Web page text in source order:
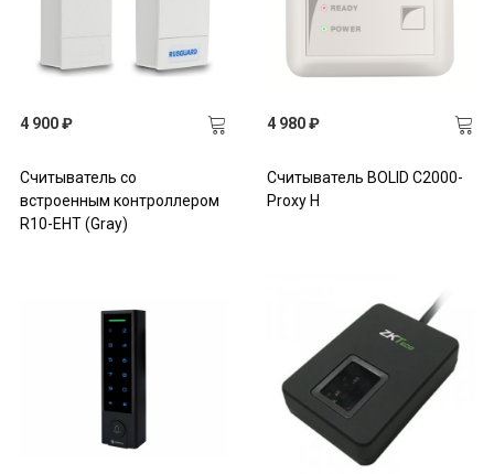
4 900 ₽
Считыватель со
встроенным контроллером
R10-EHT (Gray)
4 980 ₽
Считыватель BOLID С2000-
Proxy H